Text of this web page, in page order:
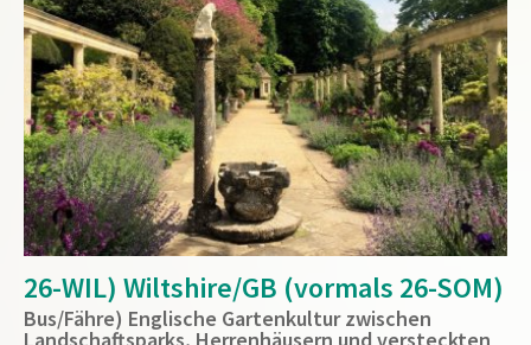
26-WIL) Wiltshire/GB (vormals 26-SOM)
Bus/Fähre) Englische Gartenkultur zwischen